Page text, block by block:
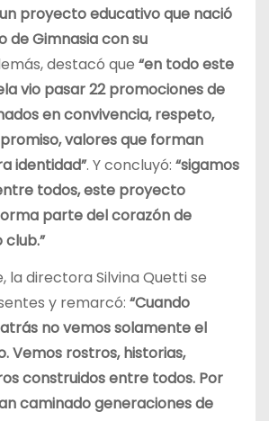
proyecto educativo que nació
de Gimnasia con su
destacó que “en todo este
vio pasar 22 promociones de
en convivencia, respeto,
valores que forman
identidad”. Y concluyó: “sigamos
todos, este proyecto
parte del corazón de
la directora Silvina Quetti se
y remarcó: “Cuando
no vemos solamente el
Vemos rostros, historias,
construidos entre todos. Por
caminado generaciones de